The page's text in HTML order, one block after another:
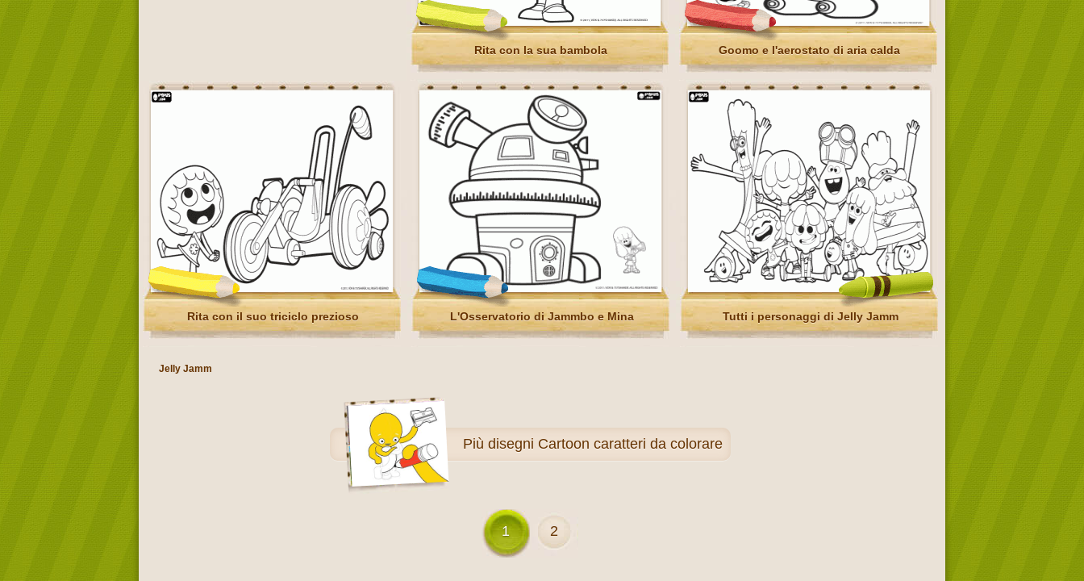
Rita con la sua bambola Goomo e l'aerostato di aria calda
Rita con il suo triciclo prezioso L'Osservatorio di Jammbo e Mina Tutti i personaggi di Jelly Jamm
Jelly Jamm
Più disegni Cartoon caratteri da colorare
1 2